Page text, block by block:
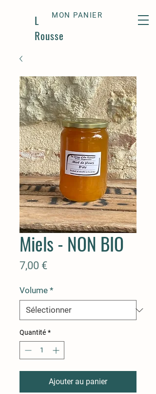
La Ferme d'En
Rousse
MON PANIER
Miels - NON BIO
7,00 €Prix
Volume *
Quantité *
Ajouter au panier